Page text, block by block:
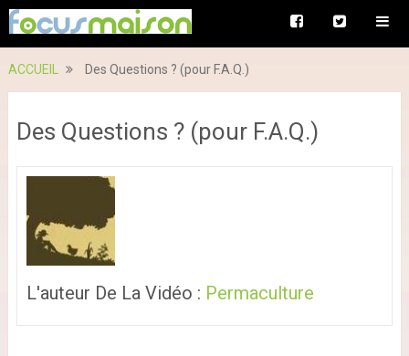
ACCUEIL Des Questions ? (pour F.A.Q.)
Des Questions ? (pour F.A.Q.)
L'auteur De La Vidéo : Permaculture